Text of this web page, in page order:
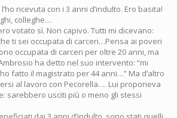
ricevuta con i 3 anni d’indulto. Ero basita!
colleghe…
votato sì. Non capivo. Tutti mi dicevano:
ti sei occupata di carceri…Pensa ai poveri
occupata di carceri per oltre 20 anni, ma
ha detto nel suo intervento: “mi
fatto il magistrato per 44 anni…” Ma d’altro
al lavoro con Pecorella…. Lui proponeva
sarebbero usciti più o meno gli stessi